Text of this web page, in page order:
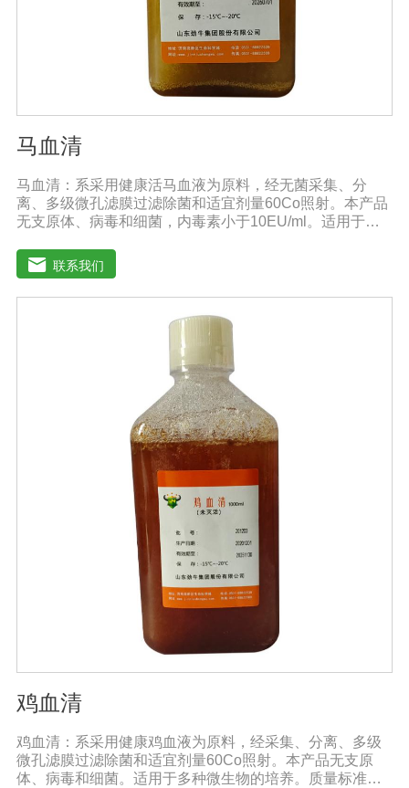
马血清
马血清：系采用健康活马血液为原料，经无菌采集、分
离、多级微孔滤膜过滤除菌和适宜剂量60Co照射。本产品
无支原体、病毒和细菌，内毒素小于10EU/ml。适用于多
典》2020版质量标准。规格：500ml/瓶保
存：-15℃―-20℃有效期：5年注意事项：解冻：采用逐
步解冻法（ -20℃→2-8℃→ 室温），可减少沉淀的产生使
联系我们
鸡血清
鸡血清：系采用健康鸡血液为原料，经采集、分离、多级
微孔滤膜过滤除菌和适宜剂量60Co照射。本产品无支原
体、病毒和细菌。适用于多种微生物的培养。质量标准：